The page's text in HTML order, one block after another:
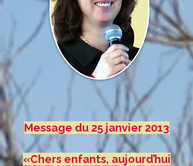
Message du 25 janvier 2013
«Chers enfants, aujourd’hui